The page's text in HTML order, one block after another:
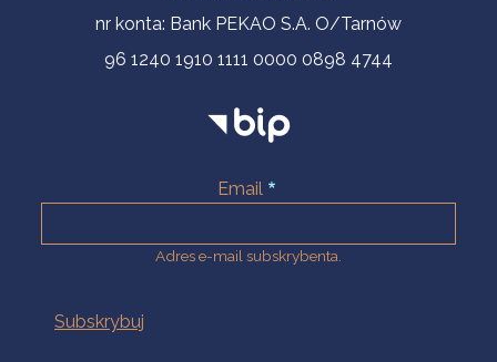
nr konta: Bank PEKAO S.A. O/Tarnów
96 1240 1910 1111 0000 0898 4744
Email
Adres e-mail subskrybenta.